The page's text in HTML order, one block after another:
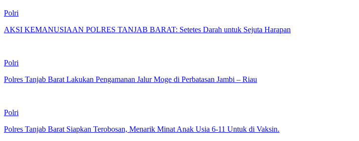
Polri
AKSI KEMANUSIAAN POLRES TANJAB BARAT: Setetes Darah untuk Sejuta Harapan
Polri
Polres Tanjab Barat Lakukan Pengamanan Jalur Moge di Perbatasan Jambi – Riau
Polri
Polres Tanjab Barat Siapkan Terobosan, Menarik Minat Anak Usia 6-11 Untuk di Vaksin.